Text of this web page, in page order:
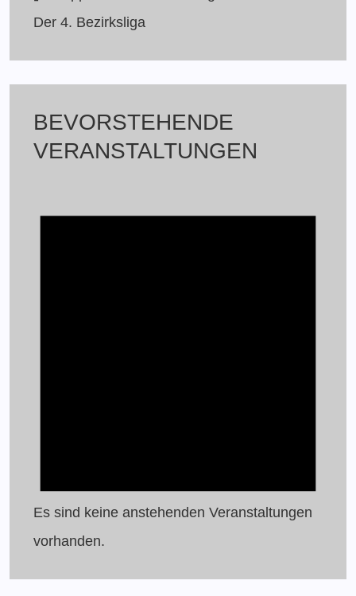
Der 4. Bezirksliga
BEVORSTEHENDE
VERANSTALTUNGEN
Es sind keine anstehenden Veranstaltungen
vorhanden.